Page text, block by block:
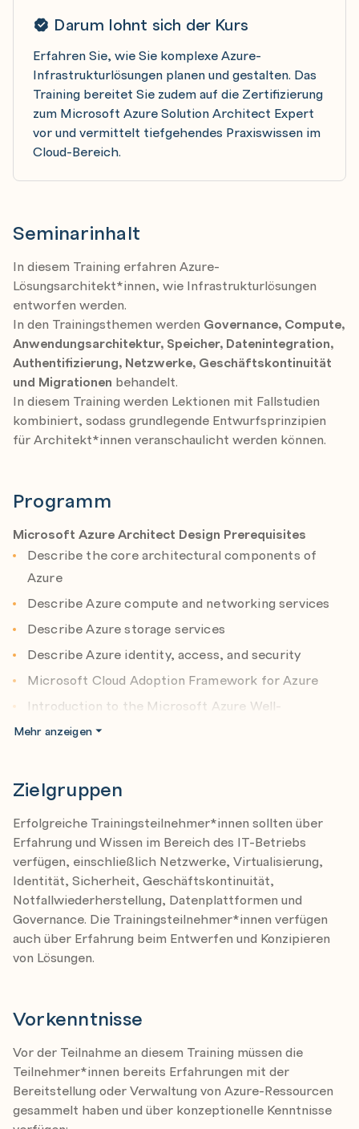
Darum lohnt sich der Kurs
Erfahren Sie, wie Sie komplexe Azure-
Infrastrukturlösungen planen und gestalten. Das
Training bereitet Sie zudem auf die Zertifizierung
zum Microsoft Azure Solution Architect Expert
vor und vermittelt tiefgehendes Praxiswissen im
Cloud-Bereich.
Seminarinhalt
In diesem Training erfahren Azure-
Lösungsarchitekt*innen, wie Infrastrukturlösungen
entworfen werden.
In den Trainingsthemen werden Governance, Compute,
Anwendungsarchitektur, Speicher, Datenintegration,
Authentifizierung, Netzwerke, Geschäftskontinuität
und Migrationen behandelt.
In diesem Training werden Lektionen mit Fallstudien
kombiniert, sodass grundlegende Entwurfsprinzipien
für Architekt*innen veranschaulicht werden können.
Programm
Microsoft Azure Architect Design Prerequisites
Describe the core architectural components of
Azure
Describe Azure compute and networking services
Describe Azure storage services
Describe Azure identity, access, and security
Microsoft Cloud Adoption Framework for Azure
Introduction to the Microsoft Azure Well-
Achritected Framework
Design governance
Design a solution to log and monitor Azure resources
Design business continuity solutions
Describe hight availability and disaster recovery
Design a solution for backup and disaster recovery
Design data storage solutions
data
Design data integration
Design infrastructure solutions
Design an Azure compute solution
Mehr anzeigen
Zielgruppen
Erfolgreiche Trainingsteilnehmer*innen sollten über
Erfahrung und Wissen im Bereich des IT-Betriebs
verfügen, einschließlich Netzwerke, Virtualisierung,
Identität, Sicherheit, Geschäftskontinuität,
Notfallwiederherstellung, Datenplattformen und
Governance. Die Trainingsteilnehmer*innen verfügen
auch über Erfahrung beim Entwerfen und Konzipieren
von Lösungen.
Vorkenntnisse
Vor der Teilnahme an diesem Training müssen die
Teilnehmer*innen bereits Erfahrungen mit der
Bereitstellung oder Verwaltung von Azure-Ressourcen
gesammelt haben und über konzeptionelle Kenntnisse